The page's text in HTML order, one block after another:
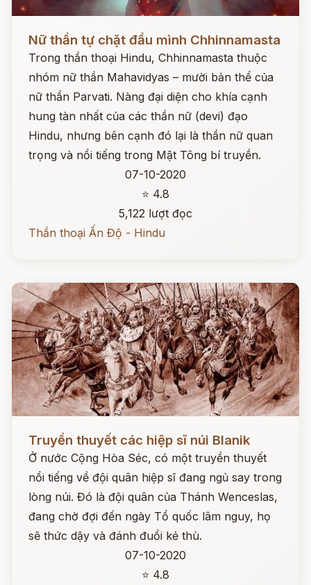
Nữ thần tự chặt đầu mình Chhinnamasta
Trong thần thoại Hindu, Chhinnamasta thuộc
nhóm nữ thần Mahavidyas – mười bản thể của
nữ thần Parvati. Nàng đại diện cho khía cạnh
hung tàn nhất của các thần nữ (devi) đạo
Hindu, nhưng bên cạnh đó lại là thần nữ quan
trọng và nổi tiếng trong Mật Tông bí truyền.
07-10-2020
⭐ 4.8
5,122 lượt đọc
Thần thoại Ấn Độ - Hindu
Đọc ngay
Truyền thuyết các hiệp sĩ núi Blanik
Ở nước Cộng Hòa Séc, có một truyền thuyết
nổi tiếng về đội quân hiệp sĩ đang ngủ say trong
lòng núi. Đó là đội quân của Thánh Wenceslas,
đang chờ đợi đến ngày Tổ quốc lâm nguy, họ
sẽ thức dậy và đánh đuổi kẻ thù.
07-10-2020
⭐ 4.8